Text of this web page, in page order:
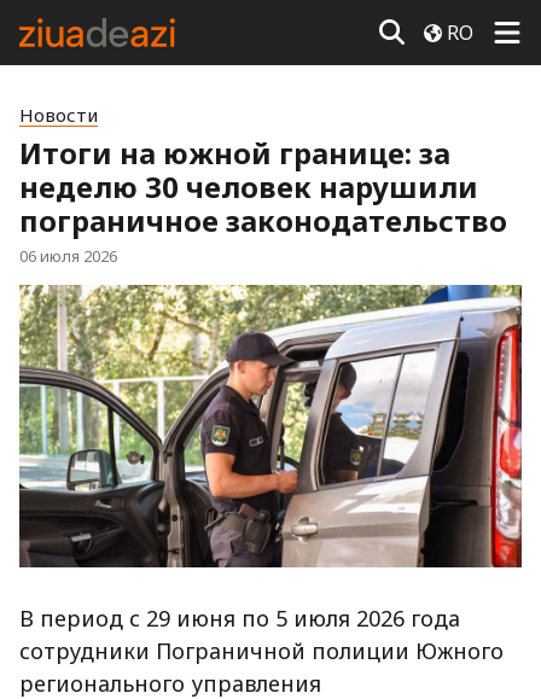
RO
Новости
Итоги на южной границе: за
неделю 30 человек нарушили
пограничное законодательство
06 июля 2026
В период с 29 июня по 5 июля 2026 года
сотрудники Пограничной полиции Южного
регионального управления